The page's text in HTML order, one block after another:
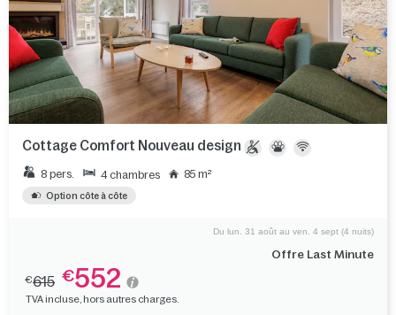
Cottage Comfort Nouveau design
8 pers. 4 chambres 85 m²
Option côte à côte
Offre Last Minute
Du lun. 31 août au ven. 4 sept (4 nuits)
€615 €552
TVA incluse, hors autres charges.